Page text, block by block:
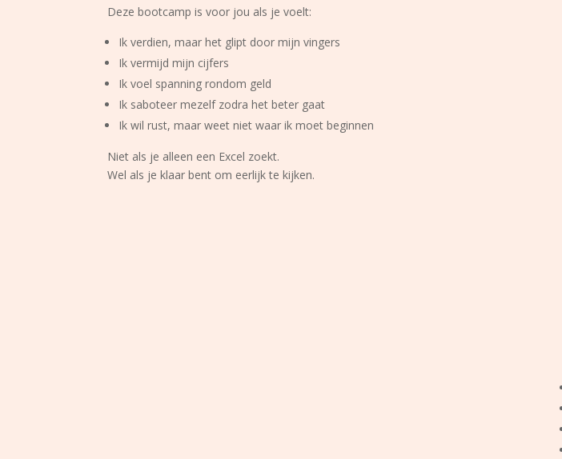
Deze bootcamp is voor jou als je voelt:
Ik verdien, maar het glipt door mijn vingers
Ik vermijd mijn cijfers
Ik voel spanning rondom geld
Ik saboteer mezelf zodra het beter gaat
Ik wil rust, maar weet niet waar ik moet beginnen
Niet als je alleen een Excel zoekt.
Wel als je klaar bent om eerlijk te kijken.